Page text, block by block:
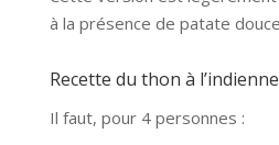
à la présence de patate
Recette du thon à l’indienne
Il faut, pour 4 personnes :